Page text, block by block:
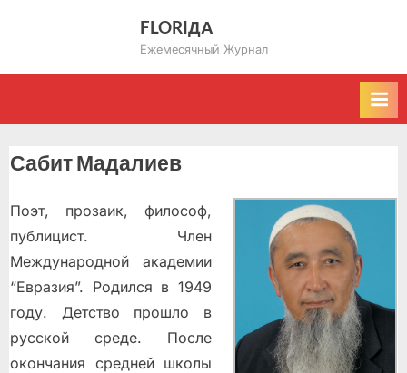
FLORIДА
Ежемесячный Журнал
Сабит Мадалиев
Поэт, прозаик, философ,
публицист. Член
Международной академии
“Евразия”. Родился в 1949
году. Детство прошло в
русской среде. После
окончания средней школы